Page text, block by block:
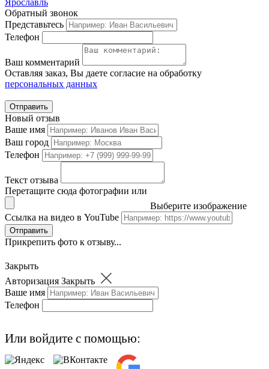
Обратный звонок
Представьтесь
Телефон
Ваш комментарий
Оставляя заказ, Вы даете согласие на обработку
персональных данных
Отправить
Новый отзыв
Ваше имя
Ваш город
Телефон
Текст отзыва
Перетащите сюда фотографии или
Выберите изображение
Ссылка на видео в YouTube
Отправить
Прикрепить фото к отзыву...
Закрыть
Авторизация Закрыть
Ваше имя
Телефон
Или войдите с помощью: